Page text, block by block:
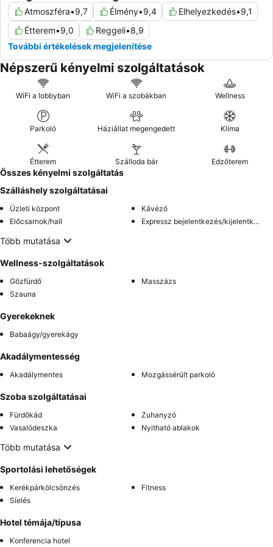
Atmoszféra•9,7 Élmény•9,4 Elhelyezkedés•9,1
Étterem•9,0 Reggeli•8,9
További értékelések megjelenítése
Népszerű kényelmi szolgáltatások
WiFi a lobbyban WiFi a szobákban Wellness
Parkoló Háziállat megengedett Klíma
Étterem Szálloda bár Edzőterem
Összes kényelmi szolgáltatás
Szálláshely szolgáltatásai
Üzleti központ
Kávézó
Előcsarnok/hall
Expressz bejelentkezés/kijelentkezés
Több mutatása
Wellness-szolgáltatások
Gőzfürdő
Masszázs
Szauna
Gyerekeknek
Babaágy/gyerekágy
Akadálymentesség
Akadálymentes Mozgássérült parkoló
Szoba szolgáltatásai
Fürdőkád
Zuhanyzó
Vasalódeszka
Nyitható ablakok
Több mutatása
Sportolási lehetőségek
Kerékpárkölcsönzés
Fitness
Síelés
Hotel témája/típusa
Konferencia hotel